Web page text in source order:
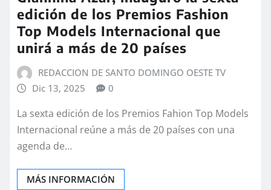
edición de los Premios Fashion
Top Models Internacional que
unirá a más de 20 países
REDACCION DE SANTO DOMINGO OESTE TV
Dic 13, 2025
0
La sexta edición de los Premios Fahion Top Models
Internacional reúne a más de 20 países con una
agenda de…
MÁS INFORMACIÓN